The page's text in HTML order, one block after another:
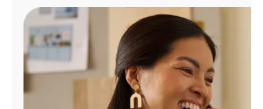
Administrar
cuenta
Encuentra
tienda